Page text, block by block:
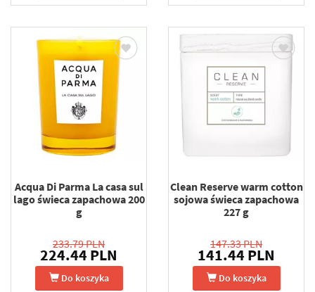
Acqua Di Parma La casa sul
lago świeca zapachowa 200
g
233.79 PLN
224.44 PLN
Do koszyka
Clean Reserve warm cotton
sojowa świeca zapachowa
227 g
147.33 PLN
141.44 PLN
Do koszyka